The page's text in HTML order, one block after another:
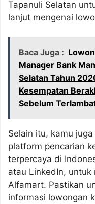
Tapanuli Selatan
lanjut mengenai
Baca Juga :
Manager Bank
Selatan Tahun
Kesempatan
Sebelum
Selain itu, kamu
platform pencarian
terpercaya di
atau LinkedIn, untuk
Alfamart. Pastikan
informasi lowongan